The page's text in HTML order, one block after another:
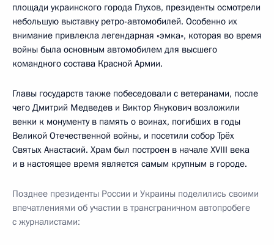
площади украинского города Глухов, президенты осмотрели
небольшую выставку ретро-автомобилей. Особенно их
внимание привлекла легендарная «эмка», которая во время
войны была основным автомобилем для высшего
командного состава Красной Армии.
Главы государств также побеседовали с ветеранами, после
чего Дмитрий Медведев и Виктор Янукович возложили
венки к монументу в память о воинах, погибших в годы
Великой Отечественной войны, и посетили собор Трёх
Святых Анастасий. Храм был построен в начале XVIII века
и в настоящее время является самым крупным в городе.
Позднее президенты России и Украины поделились своими
впечатлениями об участии в трансграничном автопробеге
с журналистами: